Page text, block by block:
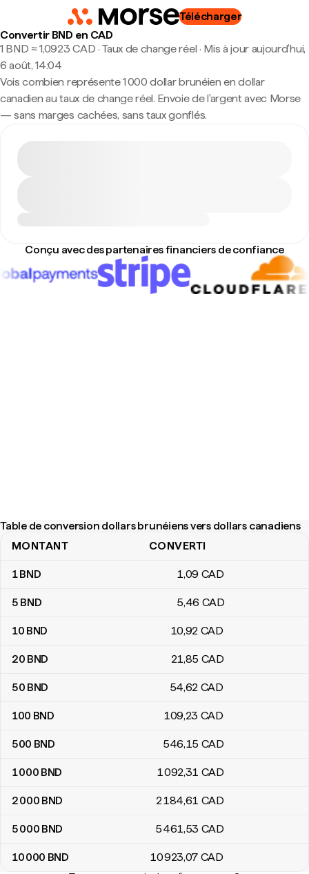
Télécharger
Convertir BND en CAD
1 BND ≈ 1,0923 CAD · Taux de change réel · Mis à jour aujourd’hui,
6 août, 14:04
Vois combien représente 1 000 dollar brunéien en dollar
canadien au taux de change réel. Envoie de l'argent avec Morse
— sans marges cachées, sans taux gonflés.
Conçu avec des partenaires financiers de confiance
Table de conversion dollars brunéiens vers dollars canadiens
Table de conversion dollars brunéiens vers dollars canadiens
MONTANT CONVERTI
1BND 1,09 CAD
5 BND 5,46 CAD
10 BND 10,92 CAD
20 BND 21,85 CAD
50 BND 54,62 CAD
100 BND 109,23 CAD
500 BND 546,15 CAD
1 000 BND 1 092,31 CAD
2 000 BND 2 184,61 CAD
5 000 BND 5 461,53 CAD
10 000 BND 10 923,07 CAD